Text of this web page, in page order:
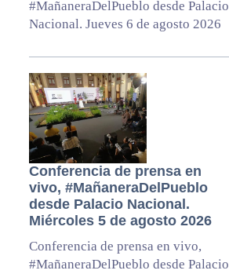
#MañaneraDelPueblo desde Palacio
Nacional. Jueves 6 de agosto 2026
Conferencia de prensa en
vivo, #MañaneraDelPueblo
desde Palacio Nacional.
Miércoles 5 de agosto 2026
Conferencia de prensa en vivo,
#MañaneraDelPueblo desde Palacio